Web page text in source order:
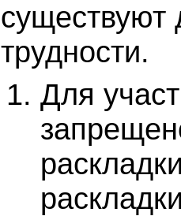
существуют
трудности.
Для